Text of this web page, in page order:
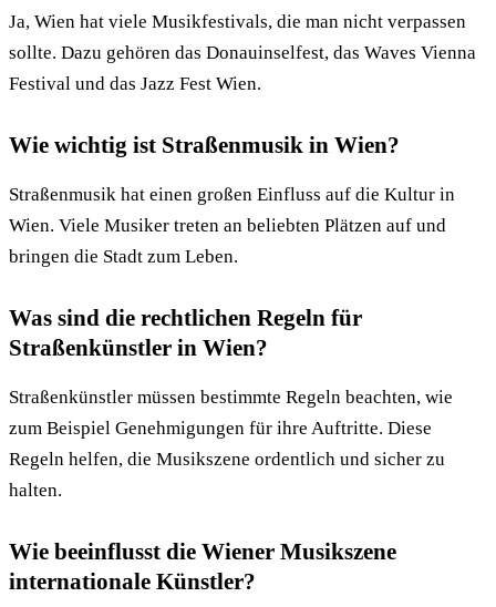
Ja, Wien hat viele Musikfestivals, die man nicht verpassen
sollte. Dazu gehören das Donauinselfest, das Waves Vienna
Festival und das Jazz Fest Wien.
Wie wichtig ist Straßenmusik in Wien?
Straßenmusik hat einen großen Einfluss auf die Kultur in
Wien. Viele Musiker treten an beliebten Plätzen auf und
bringen die Stadt zum Leben.
Was sind die rechtlichen Regeln für
Straßenkünstler in Wien?
Straßenkünstler müssen bestimmte Regeln beachten, wie
zum Beispiel Genehmigungen für ihre Auftritte. Diese
Regeln helfen, die Musikszene ordentlich und sicher zu
halten.
Wie beeinflusst die Wiener Musikszene
internationale Künstler?